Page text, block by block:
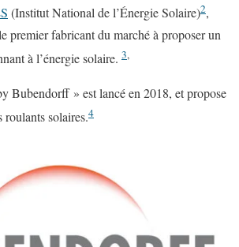
(Institut National de l’Énergie Solaire)2,
premier fabricant du marché à proposer un
à l’énergie solaire. 3,
Bubendorff » est lancé en 2018, et propose
roulants solaires.4